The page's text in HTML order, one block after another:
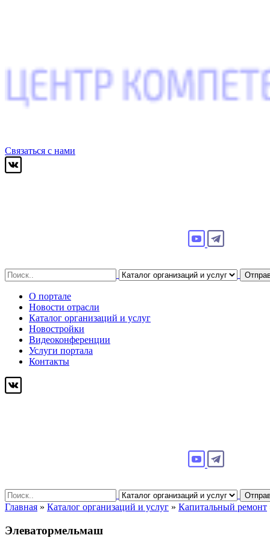
Связаться с нами
Search
for:
О портале
Новости отрасли
Каталог организаций и услуг
Новостройки
Видеоконференции
Услуги портала
Контакты
Search
for:
Главная » Каталог организаций и услуг » Капитальный ремонт
Элеватормельмаш